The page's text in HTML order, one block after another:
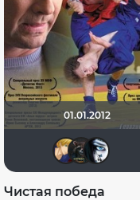
01.01.2012
Чистая победа